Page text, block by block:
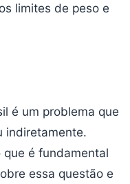
limites de peso e
é um problema que
indiretamente.
é fundamental
essa questão e